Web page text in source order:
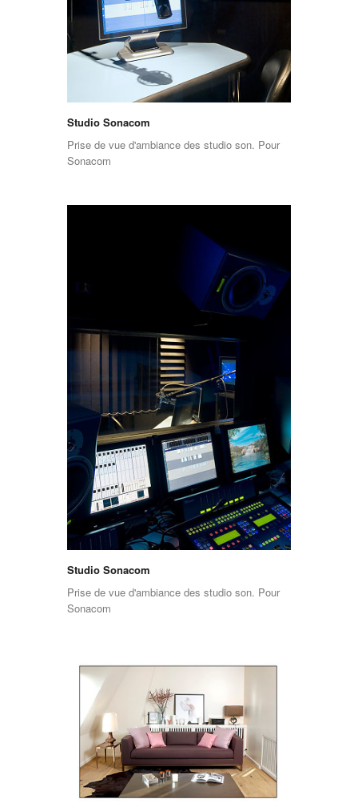
Studio Sonacom
Prise de vue d'ambiance des studio son. Pour
Sonacom
Studio Sonacom
Prise de vue d'ambiance des studio son. Pour
Sonacom